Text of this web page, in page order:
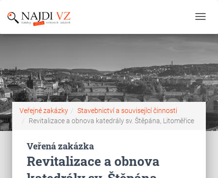
Veřejné zakázky
Stavebnictví a související činnosti
Revitalizace a obnova katedrály sv. Štěpána, Litoměřice
Veřená zakázka
Revitalizace a obnova